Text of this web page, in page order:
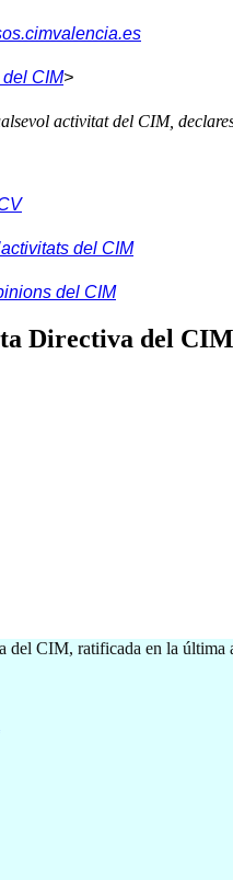
CIM>
activitat del CIM,
del CIM
del CIM
Directiva del CIM
CIM, ratificada en la última